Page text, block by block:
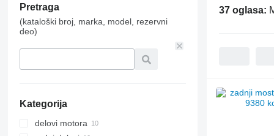
Pretraga
(kataloški broj, marka, model, rezervni
deo)
Kategorija
delovi motora
37 oglasa: